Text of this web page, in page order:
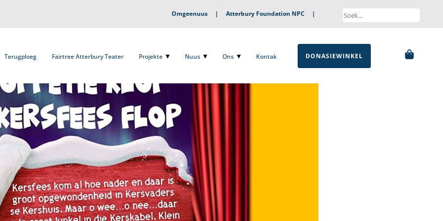
Omgeenuus| Atterbury Foundation NPC |
Terugploeg Fairtree Atterbury Teater Projekte Nuus Ons Kontak DONASIEWINKEL